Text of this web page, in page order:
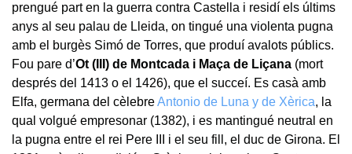
prengué part en la guerra contra Castella i residí els últims
anys al seu palau de Lleida, on tingué una violenta pugna
amb el burgès Simó de Torres, que produí avalots públics.
Fou pare d’Ot (III) de Montcada i Maça de Liçana (mort
després del 1413 o el 1426), que el succeí. Es casà amb
Elfa, germana del cèlebreAntonio de Luna y de Xèrica, la
qual volgué empresonar (1382), i es mantingué neutral en
la pugna entre el rei Pere III i el seu fill, el duc de Girona. El